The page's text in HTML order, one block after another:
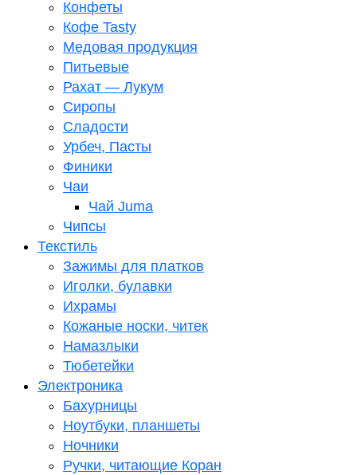
Конфеты
Кофе Tasty
Медовая продукция
Питьевые
Рахат — Лукум
Сиропы
Сладости
Урбеч, Пасты
Финики
Чаи
Чай Juma
Чипсы
Текстиль
Зажимы для платков
Иголки, булавки
Ихрамы
Кожаные носки, читек
Намазлыки
Тюбетейки
Электроника
Бахурницы
Ноутбуки, планшеты
Ночники
Ручки, читающие Коран